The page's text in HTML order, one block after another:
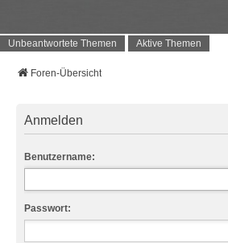
Unbeantwortete Themen Aktive Themen
Foren-Übersicht
Anmelden
Benutzername:
Passwort: